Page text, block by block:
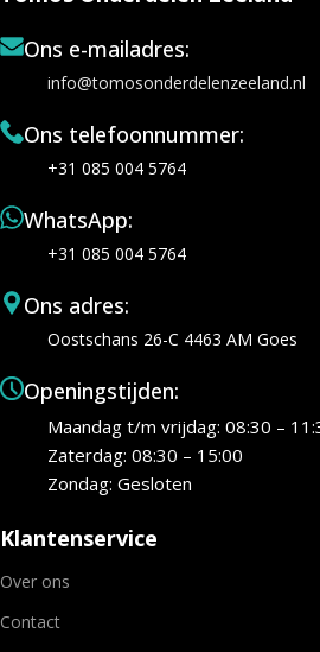
Ons e-mailadres:
info@tomosonderdelenzeeland.nl
Ons telefoonnummer:
+31 085 004 5764
WhatsApp:
+31 085 004 5764
Ons adres:
Oostschans 26-C 4463 AM Goes
Openingstijden:
Maandag t/m vrijdag: 08:30 –
Zaterdag: 08:30 – 15:00
Zondag: Gesloten
Klantenservice
Over ons
Contact